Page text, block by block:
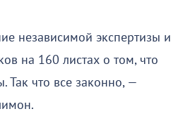
независимой экспертизы и
на 160 листах о том, что
что все законно, —